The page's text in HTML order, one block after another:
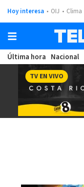
Hoy interesa OIJ Clima
Última hora Nacional
TV EN VIVO